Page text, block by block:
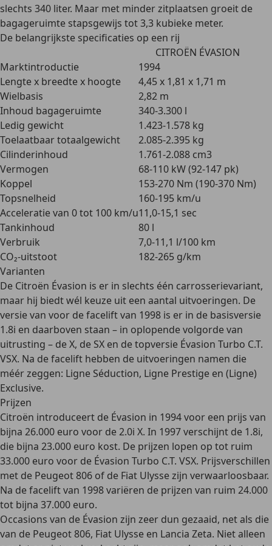
slechts 340 liter. Maar met minder zitplaatsen groeit de
bagageruimte stapsgewijs tot 3,3 kubieke meter.
De belangrijkste specificaties op een rij
CITROËN ÉVASION
Marktintroductie
1994
Lengte x breedte x hoogte
4,45 x 1,81 x 1,71 m
Wielbasis
2,82 m
Inhoud bagageruimte
340-3.300 l
Ledig gewicht
1.423-1.578 kg
Toelaatbaar totaalgewicht
2.085-2.395 kg
Cilinderinhoud
1.761-2.088 cm3
Vermogen
68-110 kW (92-147 pk)
Koppel
153-270 Nm (190-370 Nm)
Topsnelheid
160-195 km/u
Acceleratie van 0 tot 100 km/u11,0-15,1 sec
Tankinhoud
80 l
Verbruik
7,0-11,1 l/100 km
CO₂-uitstoot
182-265 g/km
Varianten
De Citroën Évasion is er in slechts één carrosserievariant,
maar hij biedt wél keuze uit een aantal uitvoeringen. De
versie van voor de facelift van 1998 is er in de basisversie
1.8i en daarboven staan – in oplopende volgorde van
uitrusting – deX, de SX en de topversie Évasion Turbo C.T.
VSX. Na de facelift hebben de uitvoeringen namen die
méér zeggen: Ligne Séduction, Ligne Prestige en (Ligne)
Exclusive.
Prijzen
Citroën introduceert de Évasion in 1994 voor een prijs van
bijna 26.000 euro voor de 2.0i X. In 1997 verschijnt de 1.8i,
die bijna 23.000 euro kost. De prijzen lopen op tot ruim
33.000 euro voor de Évasion Turbo C.T. VSX. Prijsverschillen
met de Peugeot 806 of de Fiat Ulysse zijn verwaarloosbaar.
Na de facelift van 1998 variëren de prijzen van ruim 24.000
tot bijna 37.000 euro.
Occasions van de Évasion zijn zeer dun gezaaid, net als die
van de Peugeot 806, Fiat Ulysse en Lancia Zeta. Niet alleen